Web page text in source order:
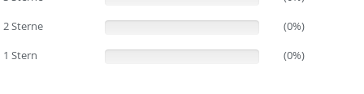
2 Sterne
(0%)
1 Stern
(0%)